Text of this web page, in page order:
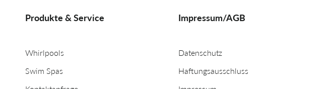
Produkte & Service
Whirlpools
Swim Spas
Impressum/AGB
Datenschutz
Haftungsausschluss